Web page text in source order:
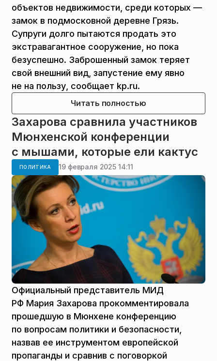
объектов недвижимости, среди которых —
замок в подмосковной деревне Грязь.
Супруги долго пытаются продать это
экстравагантное сооружение, но пока
безуспешно. Заброшенный замок теряет
свой внешний вид, запустение ему явно
не на пользу, сообщает kp.ru.
Читать полностью
Захарова сравнила участников
Мюнхенской конференции
с мышами, которые ели кактус
ПОЛИТИКА 19 февраля 2025 14:11
Официальный представитель МИД
РФ Мария Захарова прокомментировала
прошедшую в Мюнхене конференцию
по вопросам политики и безопасности,
назвав ее инструментом европейской
пропаганды и сравнив с поговоркой